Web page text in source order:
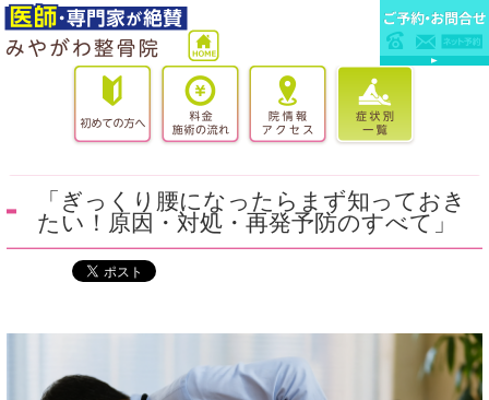
「ぎっくり腰になったらまず知っておき
たい！原因・対処・再発予防のすべて」